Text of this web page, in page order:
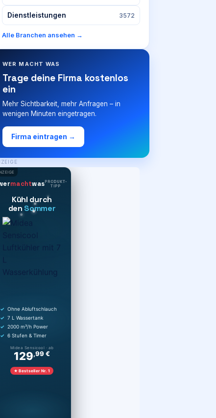
Dienstleistungen 3572
Alle Branchen ansehen →
WER MACHT WAS
Trage deine Firma kostenlos
ein
Mehr Sichtbarkeit, mehr Anfragen – in
wenigen Minuten eingetragen.
Firma eintragen →
machtwasPRODUKT-
TIPP
Kühl durch
den Sommer
Ohne Abluftschlauch
7 L Wassertank
2000 m³/h Power
6 Stufen & Timer
Midea Sensicool · ab
129,99 €
★ Bestseller Nr. 1